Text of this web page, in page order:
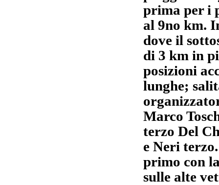
prima per i
al 9no km.
dove il
di 3 km in
posizioni
lunghe;
Marco
terzo Del
e Neri
primo con
sulle alte